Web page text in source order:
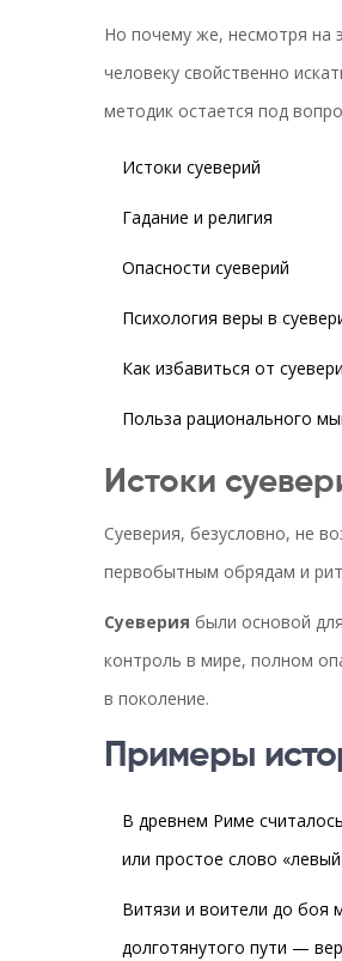
Но почему же, несмотря на
человеку свойственно
методик остается под
Истоки суеверий
Гадание и религия
Опасности суеверий
Психология веры в
Как избавиться от
Польза рационального
Истоки
Суеверия, безусловно, не
первобытным обрядам и
Суеверия были основой
контроль в мире, полном
в поколение.
Примеры
В древнем Риме
или простое слово
Витязи и воители до боя
долготянутого пути —